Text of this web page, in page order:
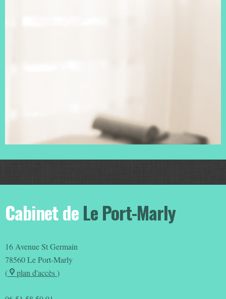
Cabinet deLe Port-Marly
16 Avenue St Germain
78560Le Port-Marly
(
plan d'accès)